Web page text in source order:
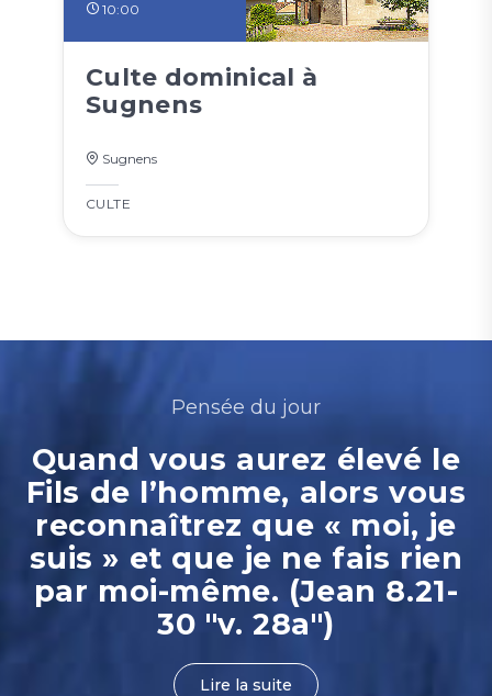
10:00
Culte dominical à
Sugnens
Sugnens
CULTE
Pensée du jour
Quand vous aurez élevé le
Fils de l’homme, alors vous
reconnaîtrez que « moi, je
suis » et que je ne fais rien
par moi-même. (Jean 8.21-
30 "v. 28a")
Lire la suite